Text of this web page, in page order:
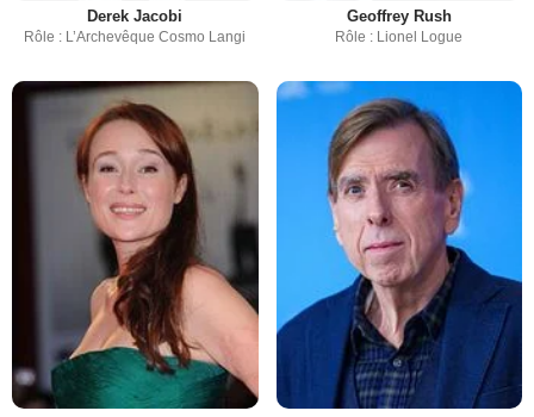
Derek Jacobi
Rôle : L’Archevêque Cosmo Langi
Geoffrey Rush
Rôle : Lionel Logue